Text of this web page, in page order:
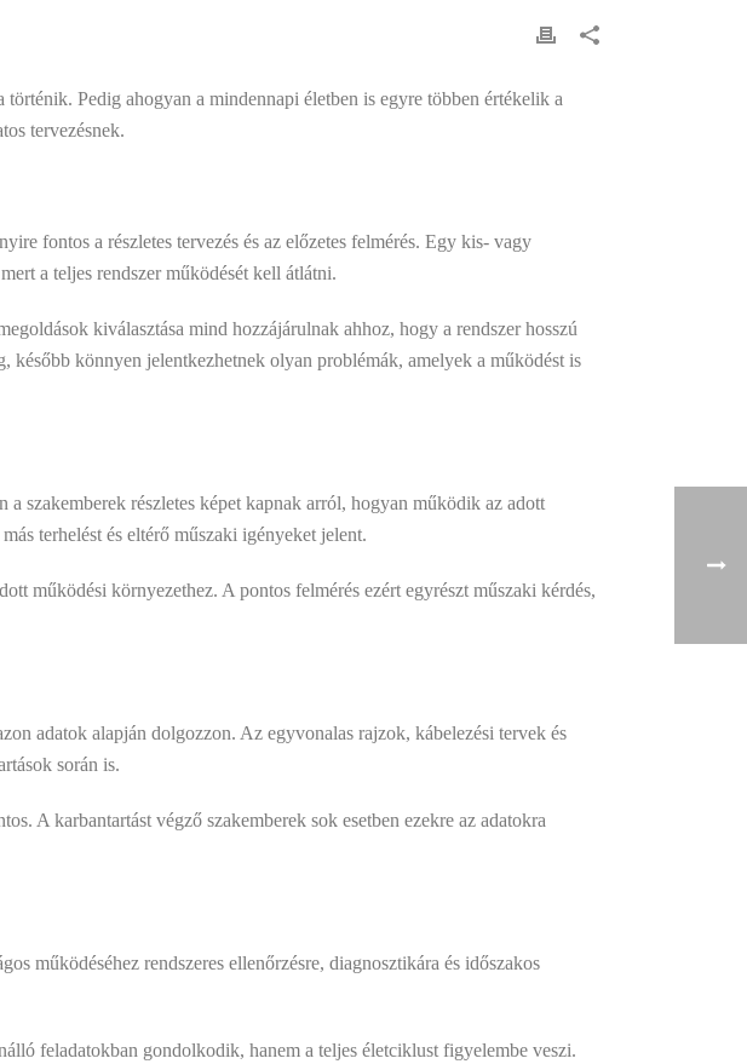
Pedig ahogyan a mindennapi életben is egyre többen értékelik a
tervezésnek.
fontos a részletes tervezés és az előzetes felmérés. Egy kis- vagy
a teljes rendszer működését kell átlátni.
kiválasztása mind hozzájárulnak ahhoz, hogy a rendszer hosszú
később könnyen jelentkezhetnek olyan problémák, amelyek a működést is
szakemberek részletes képet kapnak arról, hogyan működik az adott
terhelést és eltérő műszaki igényeket jelent.
működési környezethez. A pontos felmérés ezért egyrészt műszaki kérdés,
adatok alapján dolgozzon. Az egyvonalas rajzok, kábelezési tervek és
során is.
A karbantartást végző szakemberek sok esetben ezekre az adatokra
működéséhez rendszeres ellenőrzésre, diagnosztikára és időszakos
feladatokban gondolkodik, hanem a teljes életciklust figyelembe veszi.